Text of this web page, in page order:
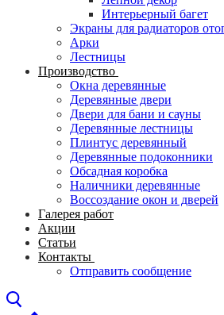
Интерьерный багет
Экраны для радиаторов
Арки
Лестницы
Производство
Окна деревянные
Деревянные двери
Двери для бани и сауны
Деревянные лестницы
Плинтус деревянный
Деревянные подоконники
Обсадная коробка
Наличники деревянные
Воссоздание окон и дверей
Галерея работ
Акции
Статьи
Контакты
Отправить сообщение